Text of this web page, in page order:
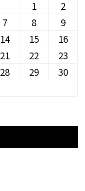
1
2
7 8
9
14 15
16
21 22
23
28 29
30